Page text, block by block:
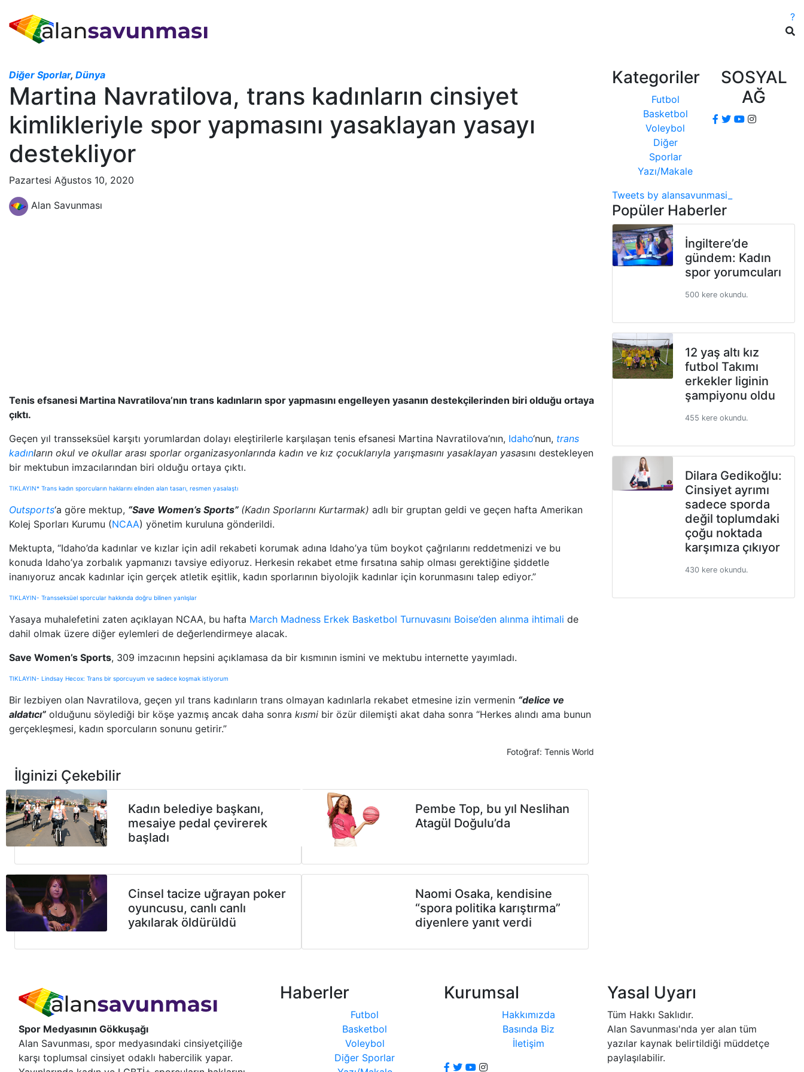
?
Diğer Sporlar, Dünya
Martina Navratilova, trans kadınların cinsiyet
kimlikleriyle spor yapmasını yasaklayan yasayı
destekliyor
Pazartesi Ağustos 10, 2020
Alan Savunması
Tenis efsanesi Martina Navratilova’nın trans kadınların spor yapmasını engelleyen yasanın destekçilerinden biri olduğu ortaya
çıktı.
Geçen yıl transseksüel karşıtı yorumlardan dolayı eleştirilerle karşılaşan tenis efsanesi Martina Navratilova’nın, Idaho‘nun, trans
kadınların okul ve okullar arası sporlar organizasyonlarında kadın ve kız çocuklarıyla yarışmasını yasaklayan yasasını destekleyen
bir mektubun imzacılarından biri olduğu ortaya çıktı.
TIKLAYIN* Trans kadın sporcuların haklarını elinden alan tasarı, resmen yasalaştı
Outsports‘a göre mektup, “Save Women’s Sports” (Kadın Sporlarını Kurtarmak) adlı bir gruptan geldi ve geçen hafta Amerikan
Kolej Sporları Kurumu (NCAA) yönetim kuruluna gönderildi.
Mektupta, “Idaho’da kadınlar ve kızlar için adil rekabeti korumak adına Idaho’ya tüm boykot çağrılarını reddetmenizi ve bu
konuda Idaho’ya zorbalık yapmanızı tavsiye ediyoruz. Herkesin rekabet etme fırsatına sahip olması gerektiğine şiddetle
inanıyoruz ancak kadınlar için gerçek atletik eşitlik, kadın sporlarının biyolojik kadınlar için korunmasını talep ediyor.”
TIKLAYIN- Transseksüel sporcular hakkında doğru bilinen yanlışlar
Yasaya muhalefetini zaten açıklayan NCAA, bu hafta March Madness Erkek Basketbol Turnuvasını Boise’den alınma ihtimali de
dahil olmak üzere diğer eylemleri de değerlendirmeye alacak.
Save Women’s Sports, 309 imzacının hepsini açıklamasa da bir kısmının ismini ve mektubu internette yayımladı.
TIKLAYIN- Lindsay Hecox: Trans bir sporcuyum ve sadece koşmak istiyorum
Bir lezbiyen olan Navratilova, geçen yıl trans kadınların trans olmayan kadınlarla rekabet etmesine izin vermenin “delice ve
aldatıcı” olduğunu söylediği bir köşe yazmış ancak daha sonra kısmi bir özür dilemişti akat daha sonra “Herkes alındı ama bunun
gerçekleşmesi, kadın sporcuların sonunu getirir.”
Fotoğraf: Tennis World
İlginizi Çekebilir
Kadın belediye başkanı,
mesaiye pedal çevirerek
başladı
Pembe Top, bu yıl Neslihan
Atagül Doğulu’da
Cinsel tacize uğrayan poker
oyuncusu, canlı canlı
yakılarak öldürüldü
Naomi Osaka, kendisine
“spora politika karıştırma”
diyenlere yanıt verdi
Kategoriler
Futbol
Basketbol
Voleybol
Diğer
Sporlar
Yazı/Makale
SOSYAL
AĞ
Tweets by alansavunmasi_
Popüler Haberler
İngiltere’de
gündem: Kadın
spor yorumcuları
500 kere okundu.
12 yaş altı kız
futbol Takımı
erkekler liginin
şampiyonu oldu
455 kere okundu.
Dilara Gedikoğlu:
Cinsiyet ayrımı
sadece sporda
değil toplumdaki
çoğu noktada
karşımıza çıkıyor
430 kere okundu.
Spor Medyasının Gökkuşağı
Alan Savunması, spor medyasındaki cinsiyetçiliğe
karşı toplumsal cinsiyet odaklı habercilik yapar.
Haberler
Futbol
Basketbol
Voleybol
Diğer Sporlar
Kurumsal
Hakkımızda
Basında Biz
İletişim
Yasal Uyarı
Tüm Hakkı Saklıdır.
Alan Savunması'nda yer alan tüm
yazılar kaynak belirtildiği müddetçe
paylaşılabilir.